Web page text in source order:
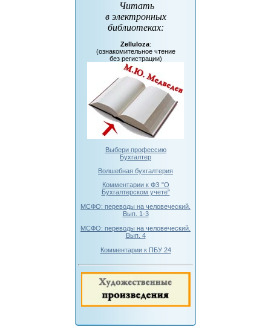
Читать
в электронных
библиотеках:
Zelluloza:
(ознакомительное чтение
без регистрации)
Выбери профессию
Бухгалтер
Волшебная бухгалтерия
Комментарии к ФЗ "О
Бухгалтерском учете"
МСФО: переводы на человеческий.
Вып. 1-3
МСФО: переводы на человеческий.
Вып. 4
Комментарии к ПБУ 24